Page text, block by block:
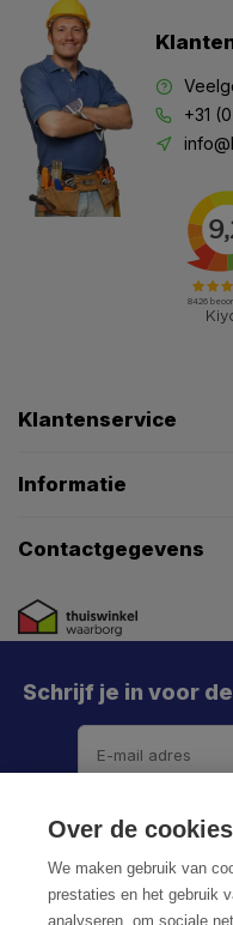
+31
Klantenservice
Informatie
Contactgegevens
Schrijf je in voor
Over de
We maken gebruik van
prestaties en het gebruik
analyseren, om sociale